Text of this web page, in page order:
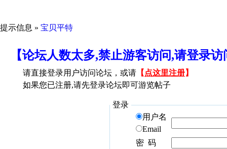
提示信息 » 宝贝平特
【论坛人数太多,禁止游客访问,请登录
请直接登录用户访问论坛，或请 【 点这里注册】
如果您已注册,请先登录论坛即可游览帖子
登录
用户名
Email
密 码